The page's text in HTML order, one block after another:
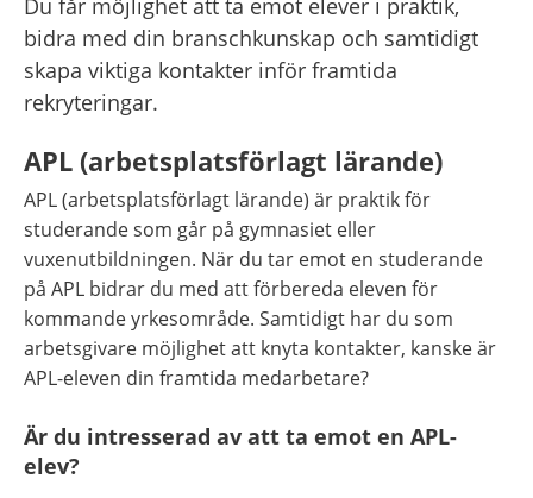
Du får möjlighet att ta emot elever i praktik,
bidra med din branschkunskap och samtidigt
skapa viktiga kontakter inför framtida
rekryteringar.
APL (arbetsplatsförlagt lärande)
APL (arbetsplatsförlagt lärande) är praktik för
studerande som går på gymnasiet eller
vuxenutbildningen. När du tar emot en studerande
på APL bidrar du med att förbereda eleven för
kommande yrkesområde. Samtidigt har du som
arbetsgivare möjlighet att knyta kontakter, kanske är
APL-eleven din framtida medarbetare?
Är du intresserad av att ta emot en APL-
elev?